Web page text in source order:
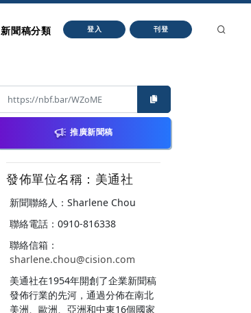
新聞稿分類 登入 刊登
推廣新聞稿
發佈單位名稱：美通社
新聞聯絡人：Sharlene Chou
聯絡電話：0910-816338
聯絡信箱：
sharlene.chou@cision.com
美通社在1954年開創了企業新聞稿
發佈行業的先河，通過分佈在南北
美洲、歐洲、亞洲和中東16個國家